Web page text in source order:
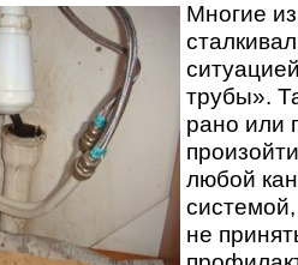
Многие
трубы».
рано или
любой
не